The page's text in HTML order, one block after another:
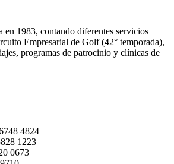
en 1983, contando diferentes servicios
Empresarial de Golf (42° temporada),
programas de patrocinio y clínicas de
4824
1223
0673